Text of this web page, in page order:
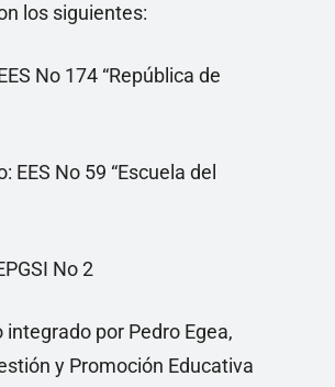
los siguientes:
No 174 “República de
EES No 59 “Escuela del
No 2
integrado por Pedro Egea,
y Promoción Educativa